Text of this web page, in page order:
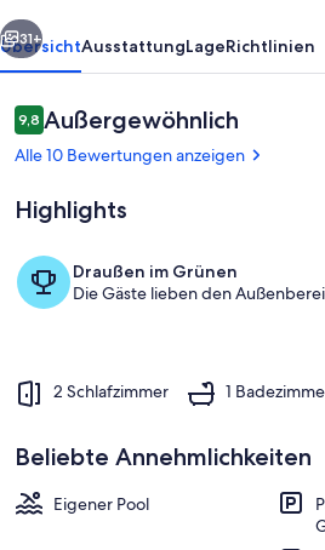
und
WLAN
Pool
Weiter
31+
ÜbersichtAusstattungLageRichtlinien
Bewertungen
9,89,8 von 10.
Außergewöhnlich
Alle 10 Bewertungen anzeigen
Highlights
Draußen im Grünen
Die Gäste lieben den
2 Schlafzimmer 1
Beliebte Annehmlichkeiten
Eigener Pool